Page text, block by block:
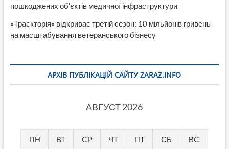
пошкоджених об’єктів медичної інфраструктури
«Траєкторія» відкриває третій сезон: 10 мільйонів гривень
на масштабування ветеранського бізнесу
АРХІВ ПУБЛІКАЦІЙ САЙТУ ZARAZ.INFO
АВГУСТ 2026
ПН ВТ СР ЧТ ПТ СБ ВС